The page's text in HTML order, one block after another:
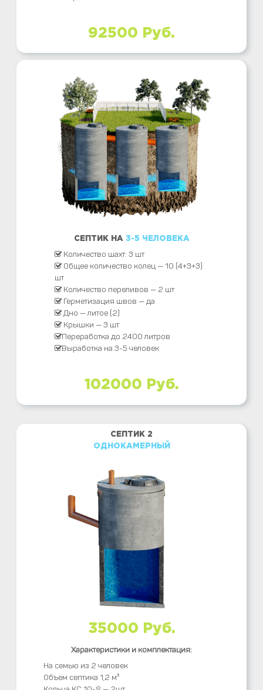
92500 Руб.
СЕПТИК НА 3-5 ЧЕЛОВЕКА
Количество шахт: 3 шт
Общее количество колец — 10 (4+3+3)
шт
Количество переливов — 2 шт
Герметизация швов — да
Дно — литое (2)
Крышки — 3 шт
Переработка до 2400 литров
Выработка на 3-5 человек
102000 Руб.
СЕПТИК 2
ОДНОКАМЕРНЫЙ
35000 Руб.
Характеристики и комплектация:
На семью из 2 человек
Объем септика 1,2 м³